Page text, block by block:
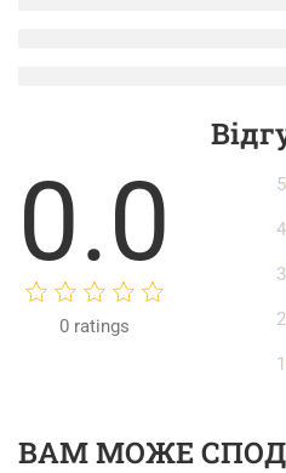
0.0
0 ratings
5
4
3
2
1
ВАМ МОЖЕ